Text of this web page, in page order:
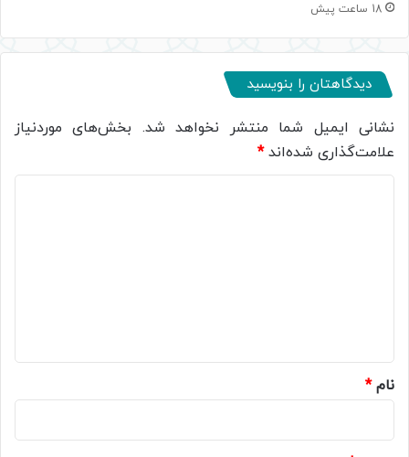
18 ساعت پیش
دیدگاهتان را بنویسید
نشانی ایمیل شما منتشر نخواهد شد. بخش‌های موردنیاز
علامت‌گذاری شده‌اند*
نام*